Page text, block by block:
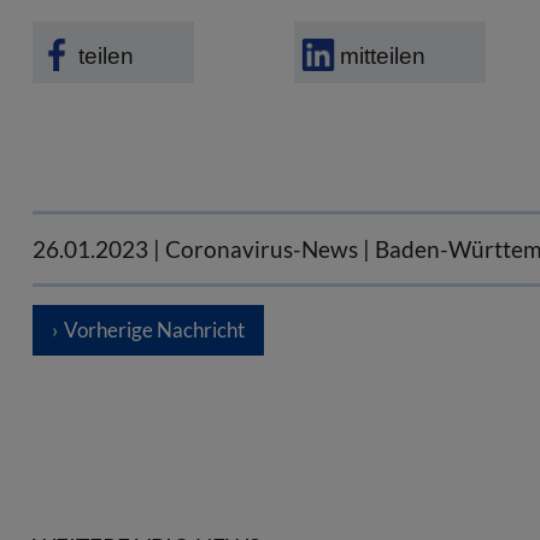
teilen mitteilen
26.01.2023 | Coronavirus-News | Baden-
Vorherige Nachricht